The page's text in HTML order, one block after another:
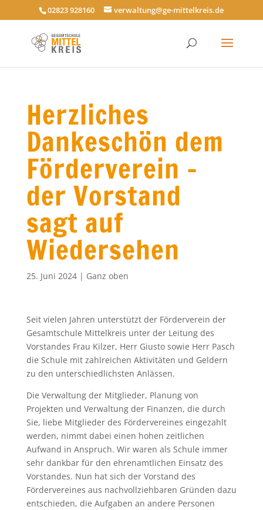
02823 928160 verwaltung@ge-mittelkreis.de
Herzliches
Dankeschön dem
Förderverein –
der Vorstand
sagt auf
Wiedersehen
25. Juni 2024| Ganz oben
Seit vielen Jahren unterstützt der Förderverein der
Gesamtschule Mittelkreis unter der Leitung des
Vorstandes Frau Kilzer, Herr Giusto sowie Herr Pasch
die Schule mit zahlreichen Aktivitäten und Geldern
zu den unterschiedlichsten Anlässen.
Die Verwaltung der Mitglieder, Planung von
Projekten und Verwaltung der Finanzen, die durch
Sie, liebe Mitglieder des Fördervereines eingezahlt
werden, nimmt dabei einen hohen zeitlichen
Aufwand in Anspruch. Wir waren als Schule immer
sehr dankbar für den ehrenamtlichen Einsatz des
Vorstandes. Nun hat sich der Vorstand des
Fördervereines aus nachvollziehbaren Gründen dazu
entschieden, die Aufgaben an andere Personen